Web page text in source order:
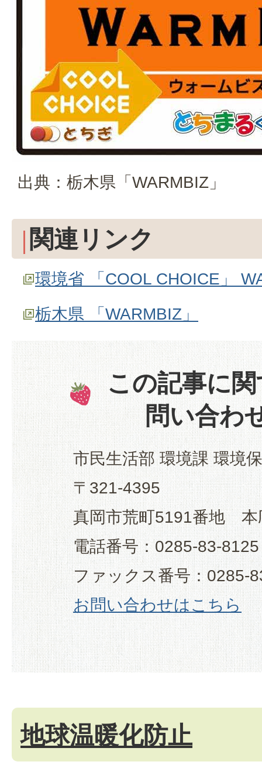
出典：栃木県「WARMBIZ」
関連リンク
環境省 「COOL CHOICE」
栃木県 「WARMBIZ」
この記事に
問い合わ
市民生活部 環境課 環境
〒321-4395
真岡市荒町5191番地 本
電話番号：0285-83-8125
ファックス番号：0285-
お問い合わせはこちら
地球温暖化防止